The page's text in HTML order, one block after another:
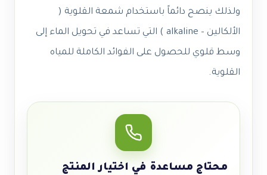
ولذلك ينصح دائماً باستخدام شمعة القلوية (
الألكالين – alkaline ) التي تساعد في تحويل الماء إلى
وسط قلوي للحصول على الفوائد الكاملة للمياه
القلوية.
محتاج مساعدة في اختيار المنتج